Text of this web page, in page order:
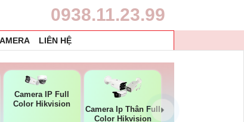
0938.11.23.99
LIÊN HỆ
Camera IP Full
Color Hikvision
Camera Ip Thân Full
Color Hikvision